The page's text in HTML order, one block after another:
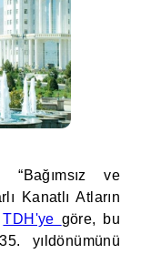
“Bağımsız ve
Kanatlı Atların
TDH'ye göre, bu
yıldönümünü